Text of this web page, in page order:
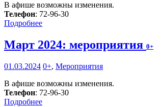
В афише возможны изменения.
Телефон: 72-96-30
Подробнее
Март 2024: мероприятия 0+
01.03.2024 0+, Мероприятия
В афише возможны изменения.
Телефон: 72-96-30
Подробнее